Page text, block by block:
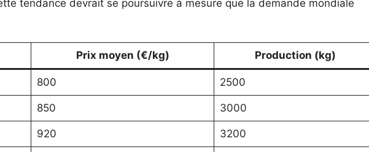
tendance devrait se poursuivre à mesure que la demande mondiale
Prix moyen (€/kg) Production (kg)
800 2500
850 3000
920 3200